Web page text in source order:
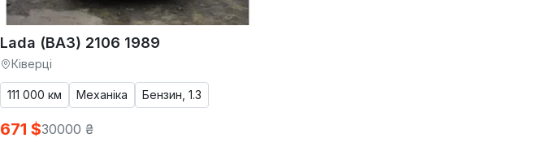
Lada (ВАЗ) 2106 1989
Ківерці
111 000 км Механіка Бензин, 1.3
671 $30000 ₴